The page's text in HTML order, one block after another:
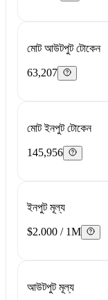
মোট আউটপুট টোকেন
63,207
মোট ইনপুট টোকেন
145,956
ইনপুট মূল্য
$2.000 / 1M
আউটপুট মূল্য